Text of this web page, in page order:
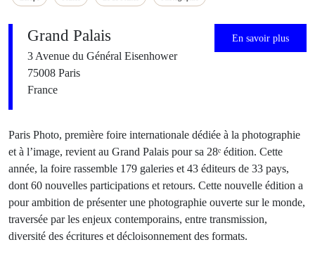
Grand Palais
3 Avenue du Général Eisenhower
75008 Paris
France
En savoir plus
Paris Photo, première foire internationale dédiée à la photographie
et à l’image, revient au Grand Palais pour sa 28ᵉ édition. Cette
année, la foire rassemble 179 galeries et 43 éditeurs de 33 pays,
dont 60 nouvelles participations et retours. Cette nouvelle édition a
pour ambition de présenter une photographie ouverte sur le monde,
traversée par les enjeux contemporains, entre transmission,
diversité des écritures et décloisonnement des formats.